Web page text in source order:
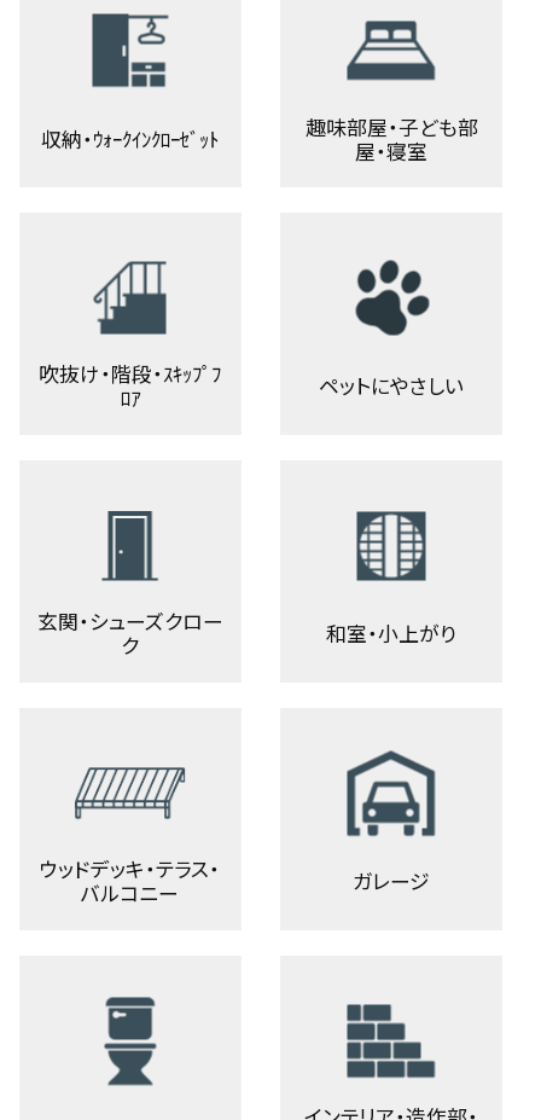
収納・ｳｫｰｸｲﾝｸﾛｰｾﾞｯﾄ
趣味部屋・子ども部
屋・寝室
吹抜け・階段・ｽｷｯﾌﾟﾌ
ﾛｱ
ペットにやさしい
玄関・シューズクロー
ク
和室・小上がり
ウッドデッキ・テラス・
バルコニー
ガレージ